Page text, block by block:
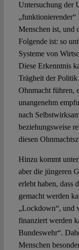
Untersuchung der
„funktionierender“
Menschen ist, und
Folgende ist: so
Systeme von
Diese Erkenntnis
Trägheit der
Ohnmacht führen,
unangenehm
nach
beziehungsweise
diesen
Hinzu kommt
aber die jüngeren
erlebt haben, dass
gemacht werden
„Lockdown“, und
finanziert werden
Bundeswehr“.
Menschen